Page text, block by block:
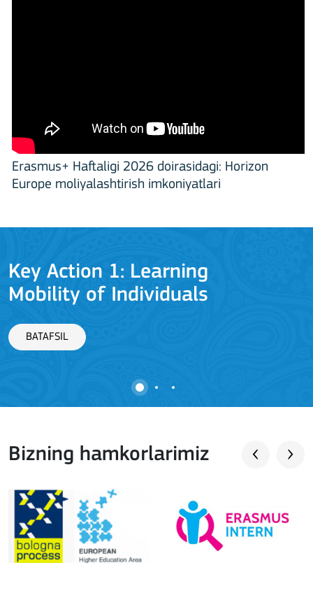
Erasmus+ Haftaligi 2026 doirasidagi: Horizon
Europe moliyalashtirish imkoniyatlari
Key Action 1: Learning
Mobility of Individuals
BATAFSIL
Bizning hamkorlarimiz